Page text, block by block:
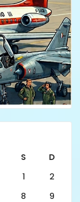
S
D
1
2
8
9